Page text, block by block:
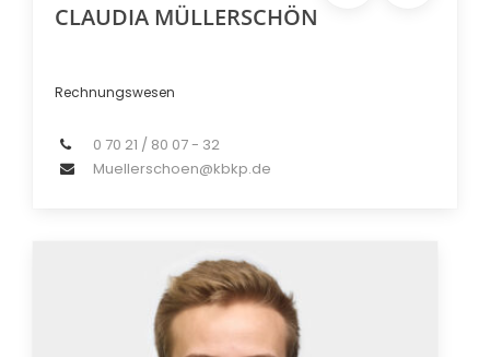
CLAUDIA MÜLLERSCHÖN
Rechnungswesen
0 70 21 / 80 07 - 32
Muellerschoen@kbkp.de